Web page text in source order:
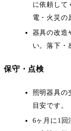
に依頼して
電・火災の
器具の改造
い。落下・
保守・点検
照明器具の
目安です。
6ヶ月に1回